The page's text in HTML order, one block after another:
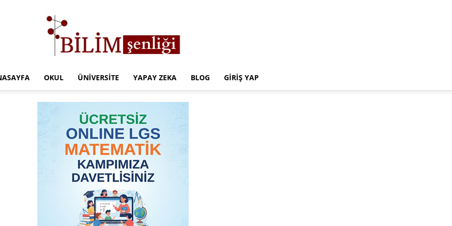
Eğitim
Kampüsü
OKUL ÜNIVERSITE YAPAY ZEKA BLOG GIRIŞ YAP